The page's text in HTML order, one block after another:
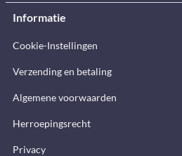
Informatie
Cookie-Instellingen
Verzending en betaling
Algemene voorwaarden
Herroepingsrecht
Privacy